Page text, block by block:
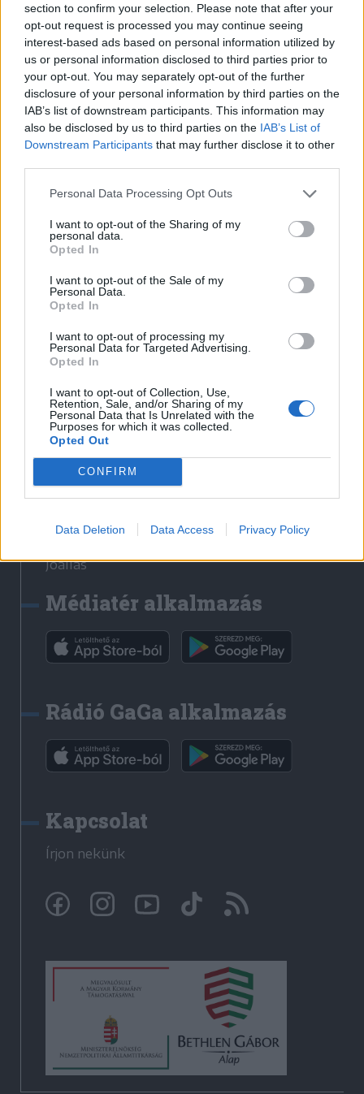
section to confirm your selection. Please note that after your
opt-out request is processed you may continue seeing
interest-based ads based on personal information utilized by
us or personal information disclosed to third parties prior to
your opt-out. You may separately opt-out of the further
disclosure of your personal information by third parties on the
IAB’s list of downstream participants. This information may
also be disclosed by us to third parties on the IAB’s List of
Downstream Participants that may further disclose it to other
Personal Data Processing Opt Outs
I want to opt-out of the Sharing of my
personal data.
Opted In
I want to opt-out of the Sale of my
Personal Data.
Opted In
I want to opt-out of processing my
Personal Data for Targeted Advertising.
Opted In
I want to opt-out of Collection, Use,
Retention, Sale, and/or Sharing of my
Personal Data that Is Unrelated with the
Purposes for which it was collected.
Opted Out
CONFIRM
Data Deletion Data Access Privacy Policy
Hasznos
Impresszum
Szerzői jogok
Adatvédelmi tájékoztató
Cookie-kezelési tájékoztató
Nyomtatott lapjaink archívuma
Médiaajánlat
Sütibeállítások
Médiatér
Székely Sport
Liget
Bihari Napló
Erdélyi Napló
Főtér
Jóállás
Médiatér alkalmazás
Rádió GaGa alkalmazás
Kapcsolat
Írjon nekünk